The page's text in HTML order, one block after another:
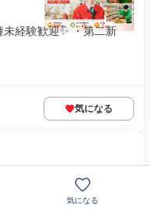
経験歓迎✨ ・第二新
気になる
＆固定給で年収800万円
気になる